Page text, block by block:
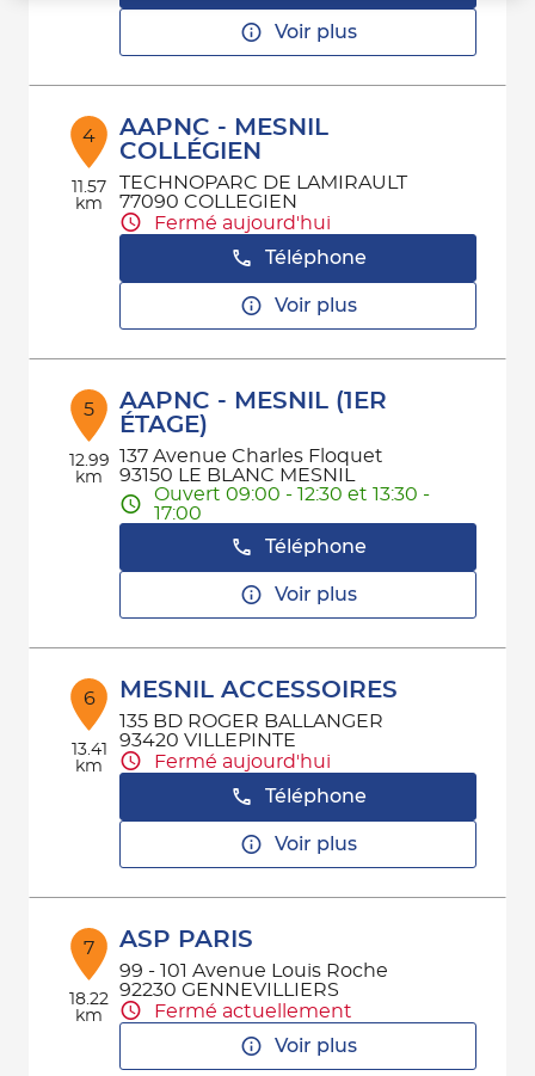
Voir plus
4
11.57
km
AAPNC - MESNIL
COLLÉGIEN
TECHNOPARC DE LAMIRAULT
77090 COLLEGIEN
Fermé aujourd'hui
Téléphone
Voir plus
5
12.99
km
AAPNC - MESNIL (1ER
ÉTAGE)
137 Avenue Charles Floquet
93150 LE BLANC MESNIL
Ouvert 09:00 - 12:30 et 13:30 -
17:00
Téléphone
Voir plus
6
13.41
km
MESNIL ACCESSOIRES
135 BD ROGER BALLANGER
93420 VILLEPINTE
Fermé aujourd'hui
Téléphone
Voir plus
7
18.22
km
ASP PARIS
99 - 101 Avenue Louis Roche
92230 GENNEVILLIERS
Fermé actuellement
Voir plus